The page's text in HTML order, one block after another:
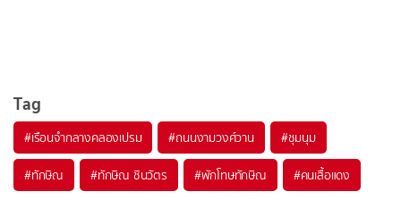
Tag
#เรือนจำกลางคลองเปรม #ถนนงามวงศ์วาน #ชุมนุม
#ทักษิณ #ทักษิณ ชินวัตร #พักโทษทักษิณ #คนเสื้อแดง